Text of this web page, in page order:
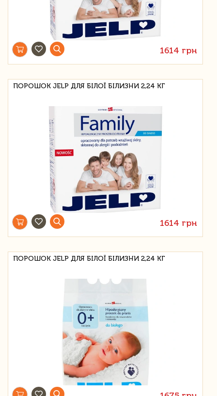
1614 грн
ПОРОШОК JELP ДЛЯ БІЛОЇ БІЛИЗНИ 2,24 КГ
1614 грн
ПОРОШОК JELP ДЛЯ БІЛОЇ БІЛИЗНИ 2,24 КГ